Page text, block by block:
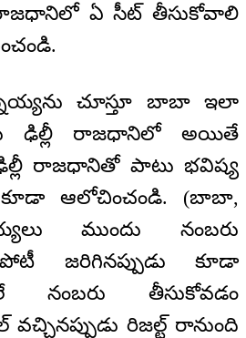
రాజధానిలో ఏ సీట్ తీసుకోవాలి
చూస్తూ బాబా ఇలా
ఢిల్లీ రాజధానిలో అయితే
ఢిల్లీ రాజధానితో పాటు భవిష్య
ఆలోచించండి. (బాబా,
ముందు నంబరు
పోటీ జరిగినప్పుడు కూడా
నంబరు తీసుకోవడం
వచ్చినప్పుడు రిజల్ట్ రానుంది